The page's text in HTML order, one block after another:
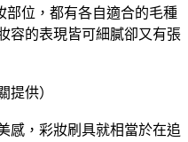
部位，都有各自適合的毛種
容的表現皆可細膩卻又有張
提供）
感，彩妝刷具就相當於在追